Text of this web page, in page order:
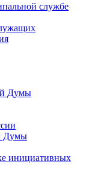
службе
Думы
Думы
инициативных